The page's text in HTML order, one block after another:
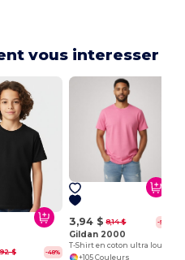
vous interesser
$ -48%
3,94 $ 8,14 $ -52%
Gildan 2000
+105 Couleurs